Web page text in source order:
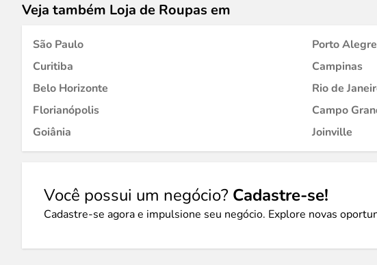
Veja também Loja de Roupas em
São Paulo
Porto Alegre
Curitiba
Campinas
Belo Horizonte
Rio de
Florianópolis
Campo
Goiânia
Joinville
Você possui um negócio? Cadastre-se!
Cadastre-se agora e impulsione seu negócio. Explore novas